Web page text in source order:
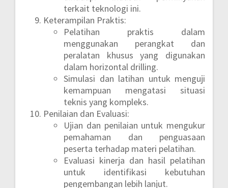
terkait teknologi ini.
Keterampilan Praktis:
Pelatihan praktis dalam
menggunakan perangkat dan
peralatan khusus yang digunakan
dalam horizontal drilling.
Simulasi dan latihan untuk menguji
kemampuan mengatasi situasi
teknis yang kompleks.
Penilaian dan Evaluasi:
Ujian dan penilaian untuk mengukur
pemahaman dan penguasaan
peserta terhadap materi pelatihan.
Evaluasi kinerja dan hasil pelatihan
untuk identifikasi kebutuhan
pengembangan lebih lanjut.